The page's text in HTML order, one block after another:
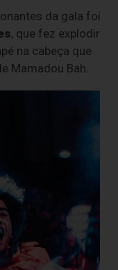
da gala foi
, que fez explodir
na cabeça que
Mamadou Bah.